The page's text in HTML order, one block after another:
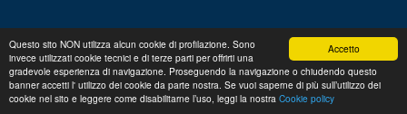
Accetto
Questo sito NON utilizza alcun cookie di profilazione. Sono
invece utilizzati cookie tecnici e di terze parti per offrirti una
gradevole esperienza di navigazione. Proseguendo la navigazione o chiudendo questo
banner accetti l' utilizzo dei cookie da parte nostra. Se vuoi saperne di più sull’utilizzo dei
cookie nel sito e leggere come disabilitarne l’uso, leggi la nostra Cookie policy
Regolamento Privacy Domande frequenti
Cookie
policy
p. iva 13356630155
Copyright © 2026 Advance S.r.L.